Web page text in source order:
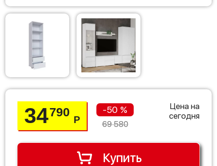
34790
Р
-50 %
69 580
Цена на
сегодня
Купить